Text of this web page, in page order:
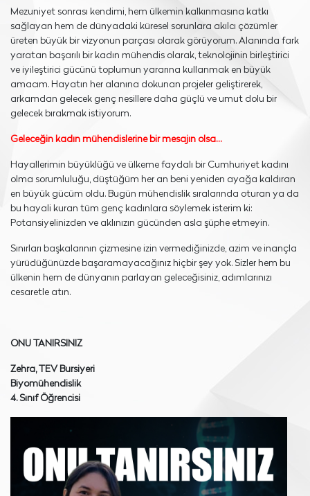
Mezuniyet sonrası kendimi, hem ülkemin kalkınmasına katkı
sağlayan hem de dünyadaki küresel sorunlara akılcı çözümler
üreten büyük bir vizyonun parçası olarak görüyorum. Alanında fark
yaratan başarılı bir kadın mühendis olarak, teknolojinin birleştirici
ve iyileştirici gücünü toplumun yararına kullanmak en büyük
amacım. Hayatın her alanına dokunan projeler geliştirerek,
arkamdan gelecek genç nesillere daha güçlü ve umut dolu bir
gelecek bırakmak istiyorum.
Geleceğin kadın mühendislerine bir mesajın olsa…
Hayallerimin büyüklüğü ve ülkeme faydalı bir Cumhuriyet kadını
olma sorumluluğu, düştüğüm her an beni yeniden ayağa kaldıran
en büyük gücüm oldu. Bugün mühendislik sıralarında oturan ya da
bu hayali kuran tüm genç kadınlara söylemek isterim ki:
Potansiyelinizden ve aklınızın gücünden asla şüphe etmeyin.
Sınırları başkalarının çizmesine izin vermediğinizde, azim ve inançla
yürüdüğünüzde başaramayacağınız hiçbir şey yok. Sizler hem bu
ülkenin hem de dünyanın parlayan geleceğisiniz, adımlarınızı
cesaretle atın.
ONU TANIRSINIZ
Zehra, TEV Bursiyeri
Biyomühendislik
4. Sınıf Öğrencisi